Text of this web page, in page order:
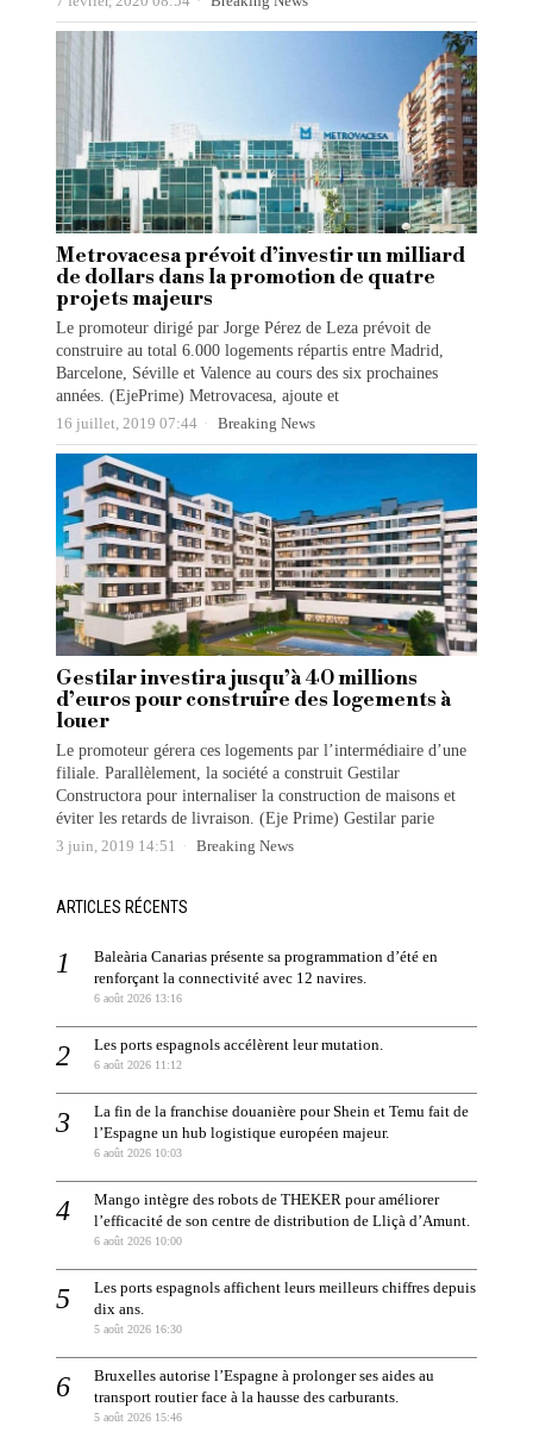
Metrovacesa prévoit d’investir un milliard
de dollars dans la promotion de quatre
projets majeurs
Le promoteur dirigé par Jorge Pérez de Leza prévoit de
construire au total 6.000 logements répartis entre Madrid,
Barcelone, Séville et Valence au cours des six prochaines
années. (EjePrime) Metrovacesa, ajoute et
16 juillet, 2019 07:44 Breaking News
Gestilar investira jusqu’à 40 millions
d’euros pour construire des logements à
louer
Le promoteur gérera ces logements par l’intermédiaire d’une
filiale. Parallèlement, la société a construit Gestilar
Constructora pour internaliser la construction de maisons et
éviter les retards de livraison. (Eje Prime) Gestilar parie
3 juin, 2019 14:51 Breaking News
ARTICLES RÉCENTS
Baleària Canarias présente sa programmation d’été en
renforçant la connectivité avec 12 navires.
6 août 2026 13:16
Les ports espagnols accélèrent leur mutation.
6 août 2026 11:12
La fin de la franchise douanière pour Shein et Temu fait de
l’Espagne un hub logistique européen majeur.
6 août 2026 10:03
Mango intègre des robots de THEKER pour améliorer
l’efficacité de son centre de distribution de Lliçà d’Amunt.
6 août 2026 10:00
Les ports espagnols affichent leurs meilleurs chiffres depuis
dix ans.
5 août 2026 16:30
Bruxelles autorise l’Espagne à prolonger ses aides au
transport routier face à la hausse des carburants.
5 août 2026 15:46